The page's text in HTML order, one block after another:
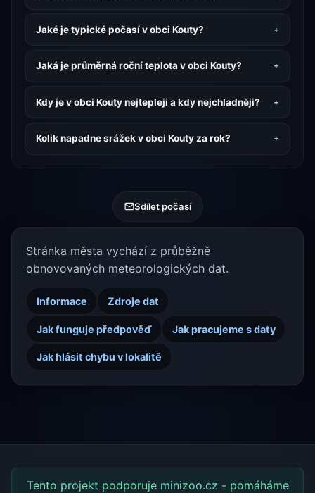
Jaké je typické počasí v obci Kouty?
Jaká je průměrná roční teplota v obci Kouty?
Kdy je v obci Kouty nejtepleji a kdy nejchladněji?
Kolik napadne srážek v obci Kouty za rok?
Sdílet počasí
Stránka města vychází z průběžně
obnovovaných meteorologických dat.
Informace Zdroje dat
Jak funguje předpověď Jak pracujeme s daty
Jak hlásit chybu v lokalitě
Tento projekt podporuje minizoo.cz - pomáháme